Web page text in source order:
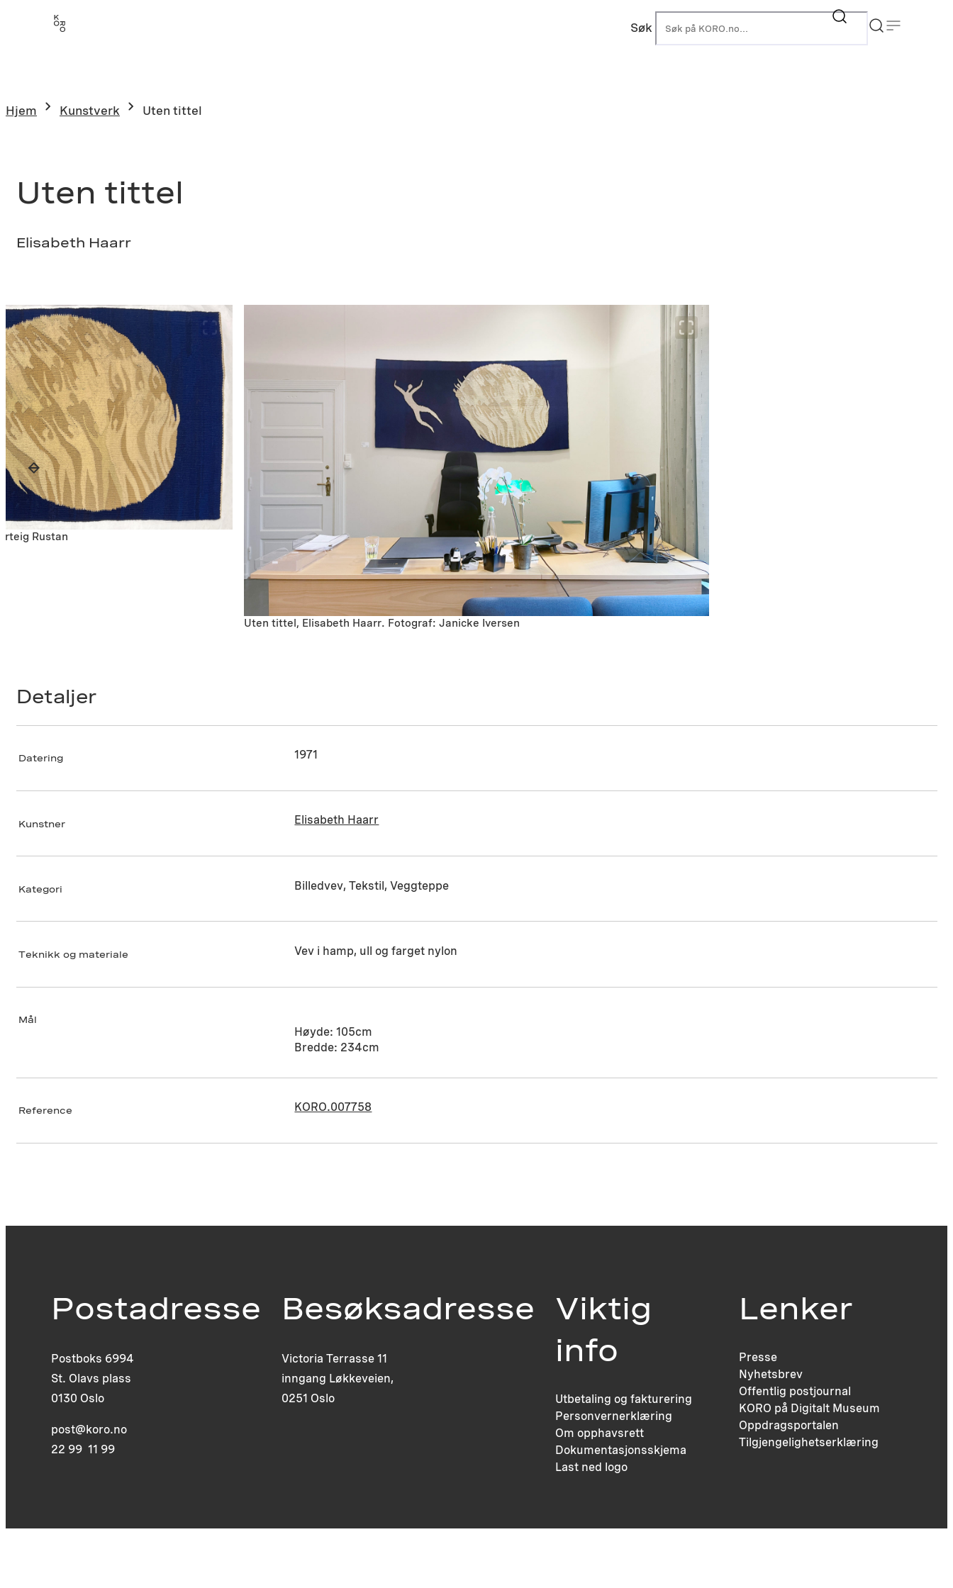
Søk
Hjem Kunstverk Uten tittel
Uten tittel
Elisabeth Haarr
Rustan
Uten tittel, Elisabeth Haarr. Fotograf: Janicke Iversen
Detaljer
Datering 1971
Kunstner Elisabeth Haarr
Kategori Billedvev, Tekstil, Veggteppe
Teknikk og materiale Vev i hamp, ull og farget nylon
Mål
Høyde: 105cm
Bredde: 234cm
Reference KORO.007758
Postadresse
Postboks 6994
St. Olavs plass
0130 Oslo
post@koro.no
22 99 11 99
Besøksadresse
Victoria Terrasse 11
inngang Løkkeveien,
0251 Oslo
Viktig
info
Utbetaling og fakturering
Personvernerklæring
Om opphavsrett
Dokumentasjonsskjema
Last ned logo
Lenker
Presse
Nyhetsbrev
Offentlig postjournal
KORO på Digitalt Museum
Oppdragsportalen
Tilgjengelighetserklæring